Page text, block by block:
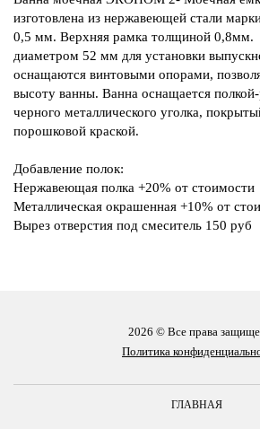
изготовлена из нержавеющей стали
0,5 мм. Верхняя рамка толщиной 0,8мм.
диаметром 52 мм для установки
оснащаются винтовыми опорами,
высоту ванны. Ванна оснащается
черного металлического уголка,
порошковой краской.
Добавление полок:
Нержавеющая полка +20% от стоимости
Металлическая окрашенная +10% от
Вырез отверстия под смеситель 150 руб
2026 © Все права
Политика
ГЛАВНАЯ